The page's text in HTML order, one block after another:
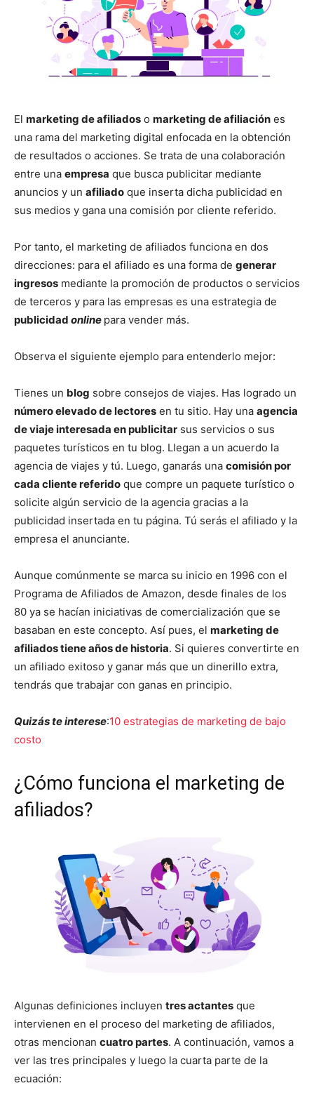
El marketing de afiliados o marketing de afiliación es
una rama del marketing digital enfocada en la obtención
de resultados o acciones. Se trata de una colaboración
entre una empresa que busca publicitar mediante
anuncios y un afiliado que inserta dicha publicidad en
sus medios y gana una comisión por cliente referido.
Por tanto, el marketing de afiliados funciona en dos
direcciones: para el afiliado es una forma de generar
ingresos mediante la promoción de productos o servicios
de terceros y para las empresas es una estrategia de
publicidad online para vender más.
Observa el siguiente ejemplo para entenderlo mejor:
Tienes un blog sobre consejos de viajes. Has logrado un
número elevado de lectores en tu sitio. Hay una agencia
de viaje interesada en publicitar sus servicios o sus
paquetes turísticos en tu blog. Llegan a un acuerdo la
agencia de viajes y tú. Luego, ganarás una comisión por
cada cliente referido que compre un paquete turístico o
solicite algún servicio de la agencia gracias a la
publicidad insertada en tu página. Tú serás el afiliado y la
empresa el anunciante.
Aunque comúnmente se marca su inicio en 1996 con el
Programa de Afiliados de Amazon, desde finales de los
80 ya se hacían iniciativas de comercialización que se
basaban en este concepto. Así pues, el marketing de
afiliados tiene años de historia. Si quieres convertirte en
un afiliado exitoso y ganar más que un dinerillo extra,
tendrás que trabajar con ganas en principio.
Quizás te interese:10 estrategias de marketing de bajo
costo
¿Cómo funciona el marketing de
afiliados?
Algunas definiciones incluyen tres actantes que
intervienen en el proceso del marketing de afiliados,
otras mencionan cuatro partes. A continuación, vamos a
ver las tres principales y luego la cuarta parte de la
ecuación: